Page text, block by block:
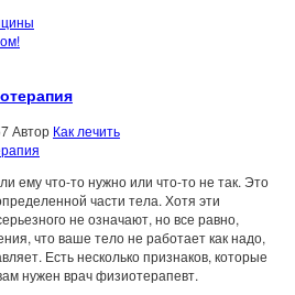
Автор Как лечить
ему что-то нужно или что-то не так. Это
части тела. Хотя эти
не означают, но все равно,
что ваше тело не работает как надо,
Есть несколько признаков, которые
нужен врач физиотерапевт.